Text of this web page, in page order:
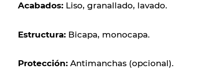
Acabados:Liso, granallado, lavado.
Estructura:Bicapa, monocapa.
Protección:Antimanchas (opcional).